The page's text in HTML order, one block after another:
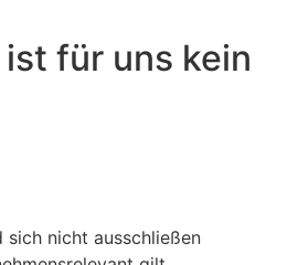
für uns kein
sich nicht ausschließen